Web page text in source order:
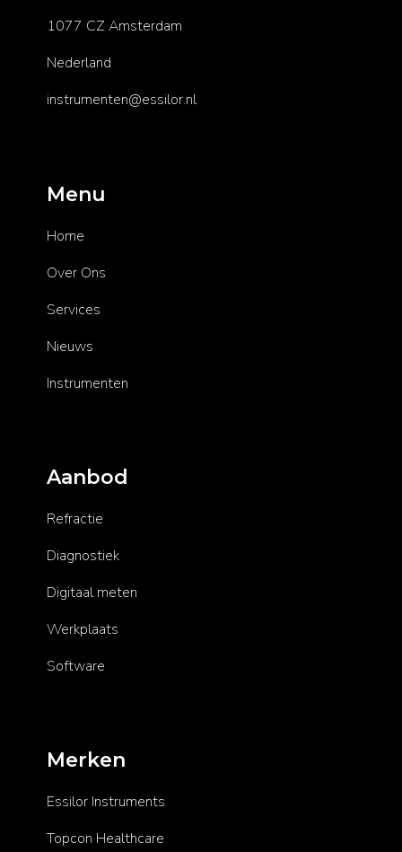
1077 CZ Amsterdam
Nederland
instrumenten@essilor.nl
Menu
Home
Over Ons
Services
Nieuws
Instrumenten
Aanbod
Refractie
Diagnostiek
Digitaal meten
Werkplaats
Software
Merken
Essilor Instruments
Topcon Healthcare